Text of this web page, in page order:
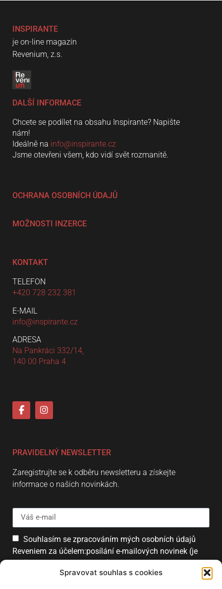
Spravovat souhlas s cookies
INSPIRANTE
je on-line magazín
Revenium, z.s.
DALŠÍ INFORMACE
Chcete se podílet na obsahu Inspirante? Napište
nám!
Ideálně na info@inspirante.cz
Jsme otevřeni všem, kdo vidí svět rozmanitě.
OCHRANA OSOBNÍCH ÚDAJŮ
MOŽNOSTI INZERCE
KONTAKT
TELEFON
+420 728 232 381
E-MAIL
info@inspirante.cz
ADRESA
Na Pankráci 332/14,
140 00 Praha 4
PRAVIDELNÝ NEWSLETTER
Zaregistrujte se k odběru newsletteru a získejte
informace o našich novinkách.
Souhlasím se zpracováním mých osobních údajů
Reveniem za účelem:posílání e-mailových novinek (je
možné se kdykoliv odhlásit).